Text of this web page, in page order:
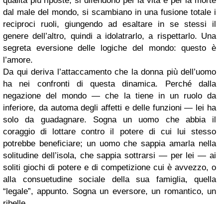
dal male del mondo, si scambiano in una fusione totale i
reciproci ruoli, giungendo ad esaltare in se stessi il
genere dell’altro, quindi a idolatrarlo, a rispettarlo. Una
segreta eversione delle logiche del mondo: questo è
l’amore.
Da qui deriva l’attaccamento che la donna più dell’uomo
ha nei confronti di questa dinamica. Perché dalla
negazione del mondo — che la tiene in un ruolo da
inferiore, da automa degli affetti e delle funzioni — lei ha
solo da guadagnare. Sogna un uomo che abbia il
coraggio di lottare contro il potere di cui lui stesso
potrebbe beneficiare; un uomo che sappia amarla nella
solitudine dell’isola, che sappia sottrarsi — per lei — ai
soliti giochi di potere e di competizione cui è avvezzo, o
alla consuetudine sociale della sua famiglia, quella
“legale”, appunto. Sogna un eversore, un romantico, un